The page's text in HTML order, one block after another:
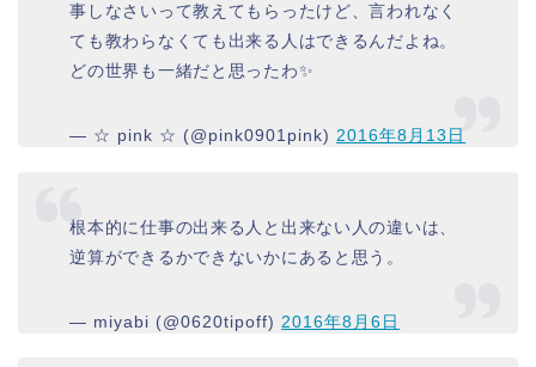
事しなさいって教えてもらったけど、言われなく
ても教わらなくても出来る人はできるんだよね。
どの世界も一緒だと思ったわ✨
— ☆ pink ☆ (@pink0901pink)2016年8月13日
根本的に仕事の出来る人と出来ない人の違いは、
逆算ができるかできないかにあると思う。
— miyabi (@0620tipoff) 2016年8月6日